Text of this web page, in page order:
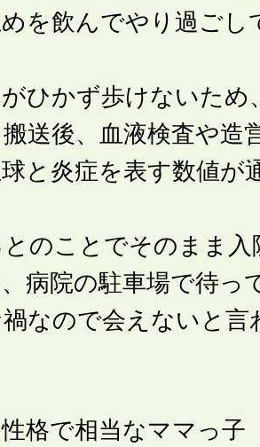
を飲んでやり過ごし
ひかず歩けないため
送後、血液検査や造
と炎症を表す数値が
のことでそのまま入
病院の駐車場で待っ
なので会えないと言
格で相当なママっ子